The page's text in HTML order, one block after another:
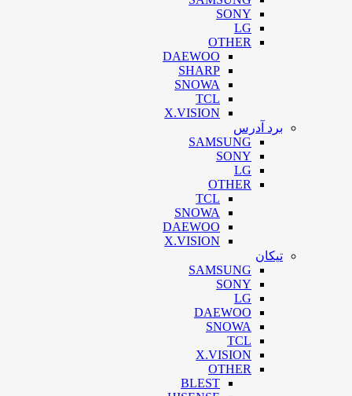
SONY
LG
OTHER
DAEWOO
SHARP
SNOWA
TCL
X.VISION
برد آدرس
SAMSUNG
SONY
LG
OTHER
TCL
SNOWA
DAEWOO
X.VISION
تیکان
SAMSUNG
SONY
LG
DAEWOO
SNOWA
TCL
X.VISION
OTHER
BLEST